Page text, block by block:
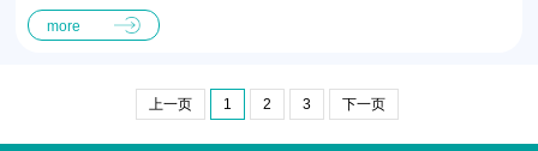
窥镜系列、泌尿介入耗材系列、超声穿刺针系列、…
more
上一页 1 2 3 下一页